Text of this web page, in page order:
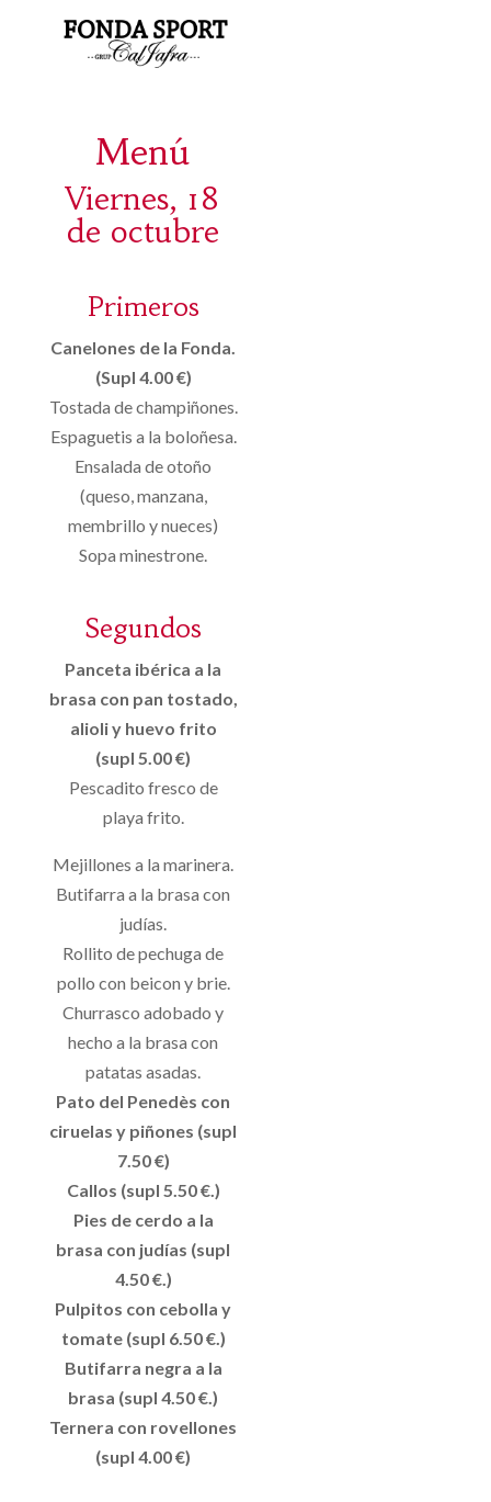
Menú
Viernes, 18
de octubre
Primeros
Canelones de la Fonda.
(Supl 4.00 €)
Tostada de champiñones.
Espaguetis a la boloñesa.
Ensalada de otoño
(queso, manzana,
membrillo y nueces)
Sopa minestrone.
Segundos
Panceta ibérica a la
brasa con pan tostado,
alioli y huevo frito
(supl 5.00 €)
Pescadito fresco de
playa frito.
Mejillones a la marinera.
Butifarra a la brasa con
judías.
Rollito de pechuga de
pollo con beicon y brie.
Churrasco adobado y
hecho a la brasa con
patatas asadas.
Pato del Penedès con
ciruelas y piñones (supl
7.50 €)
Callos (supl 5.50 €.)
Pies de cerdo a la
brasa con judías (supl
4.50 €.)
Pulpitos con cebolla y
tomate (supl 6.50 €.)
Butifarra negra a la
brasa (supl 4.50 €.)
Ternera con rovellones
(supl 4.00 €)